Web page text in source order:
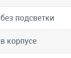
без подсветки
в корпусе